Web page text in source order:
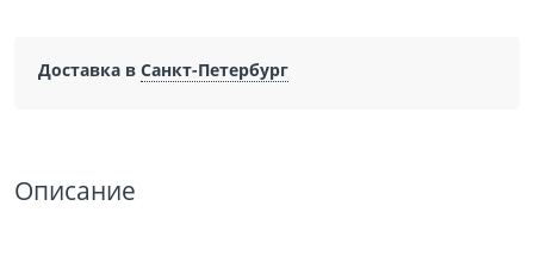
Доставка в Санкт-Петербург
Описание